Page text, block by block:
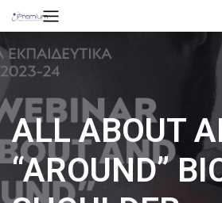
ALL ABOUT
“AROUND”